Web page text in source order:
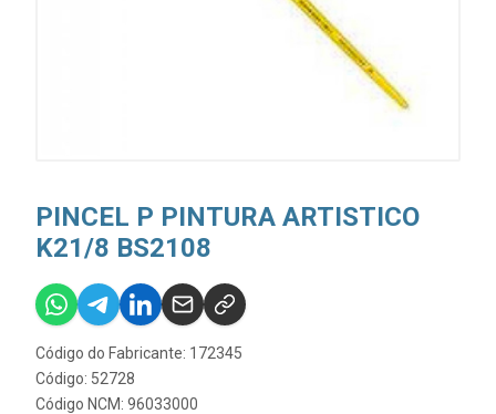
PINCEL P PINTURA ARTISTICO
K21/8 BS2108
Código do Fabricante: 172345
Código: 52728
Código NCM: 96033000